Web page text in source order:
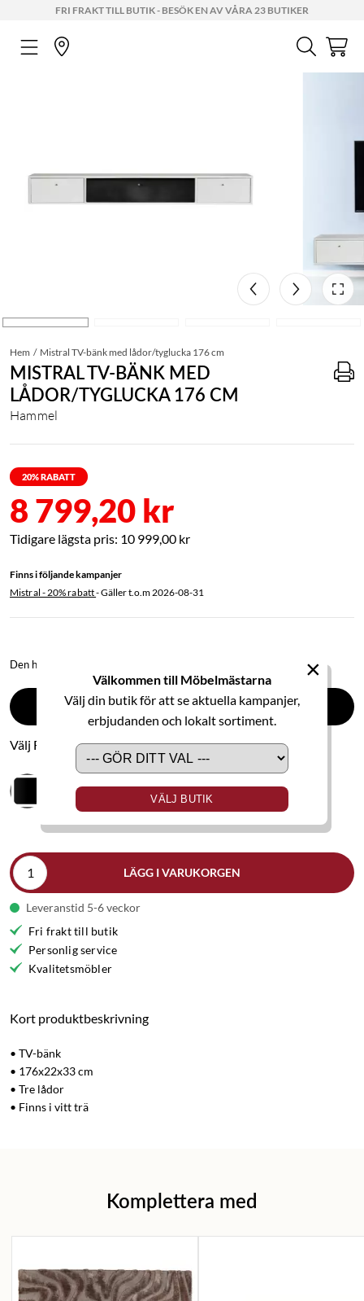
FRI FRAKT TILL BUTIK - BESÖK EN AV VÅRA 23 BUTIKER
Välkommen till Möbelmästarna
Välj din butik för att se aktuella kampanjer,
erbjudanden och lokalt sortiment.
VÄLJ BUTIK
×
Hem Mistral TV-bänk med lådor/tyglucka 176 cm
MISTRAL TV-BÄNK MED
LÅDOR/TYGLUCKA 176 CM
Hammel
20% RABATT
8 799,20 kr
10 999,00 kr
Finns i följande kampanjer
Mistral - 20% rabatt- Gäller t.o.m 2026-08-31
Den här produkten kan du enkelt designa och köpa i ett 3D-verktyg.
SOFFKONFIGURATOR (3D)
Välj Färg
LÄGG I VARUKORGEN
Leveranstid 5-6 veckor
Fri frakt till butik
Personlig service
Kvalitetsmöbler
Kort produktbeskrivning
• TV-bänk
• 176x22x33 cm
• Tre lådor
• Finns i vitt trä
Komplettera med